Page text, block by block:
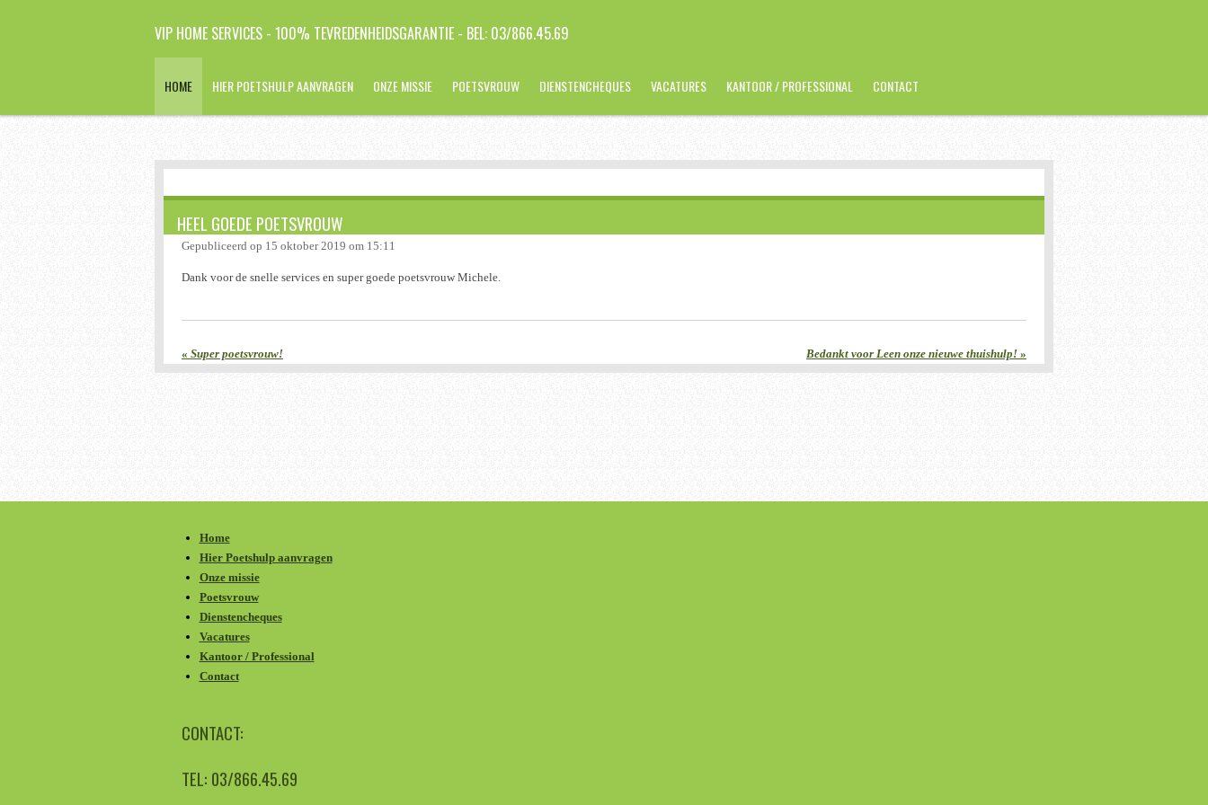
VIP HOME SERVICES - 100% TEVREDENHEIDSGARANTIE - BEL: 03/866.45.69
HOME HIER POETSHULP AANVRAGEN ONZE MISSIE POETSVROUW DIENSTENCHEQUES VACATURES KANTOOR / PROFESSIONAL CONTACT
HEEL GOEDE POETSVROUW
Gepubliceerd op 15 oktober 2019 om 15:11
Dank voor de snelle services en super goede poetsvrouw Michele.
« Super poetsvrouw! Bedankt voor Leen onze nieuwe thuishulp! »
Home
Hier Poetshulp aanvragen
Onze missie
Poetsvrouw
Dienstencheques
Vacatures
Kantoor / Professional
Contact
CONTACT:
TEL: 03/866.45.69